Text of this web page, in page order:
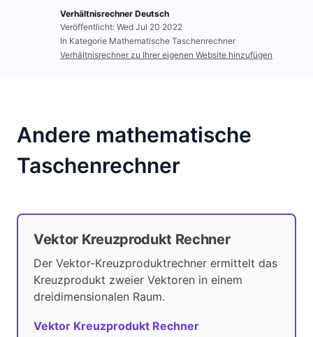
Verhältnisrechner Deutsch
Veröffentlicht: Wed Jul 20 2022
In Kategorie Mathematische Taschenrechner
Verhältnisrechner zu Ihrer eigenen Website hinzufügen
Andere mathematische
Taschenrechner
Vektor Kreuzprodukt Rechner
Der Vektor-Kreuzproduktrechner ermittelt das
Kreuzprodukt zweier Vektoren in einem
dreidimensionalen Raum.
Vektor Kreuzprodukt Rechner